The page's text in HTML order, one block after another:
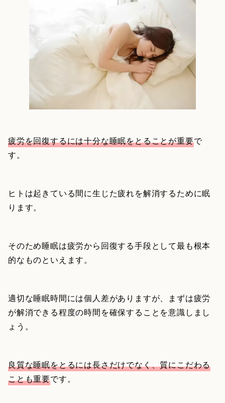
疲労を回復するには十分な睡眠をとることが重要で
す。
ヒトは起きている間に生じた疲れを解消するために眠
ります。
そのため睡眠は疲労から回復する手段として最も根本
的なものといえます。
適切な睡眠時間には個人差がありますが、まずは疲労
が解消できる程度の時間を確保することを意識しまし
ょう。
良質な睡眠をとるには長さだけでなく、質にこだわる
ことも重要です。